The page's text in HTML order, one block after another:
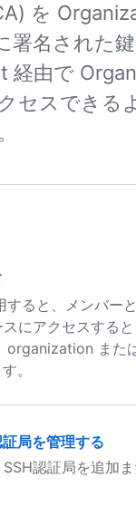
を
署名された鍵
経由で
セスできる
すると、メンバー
にアクセスする
organization また
。
局を管理する
認証局を追加